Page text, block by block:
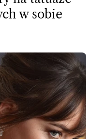
w sobie